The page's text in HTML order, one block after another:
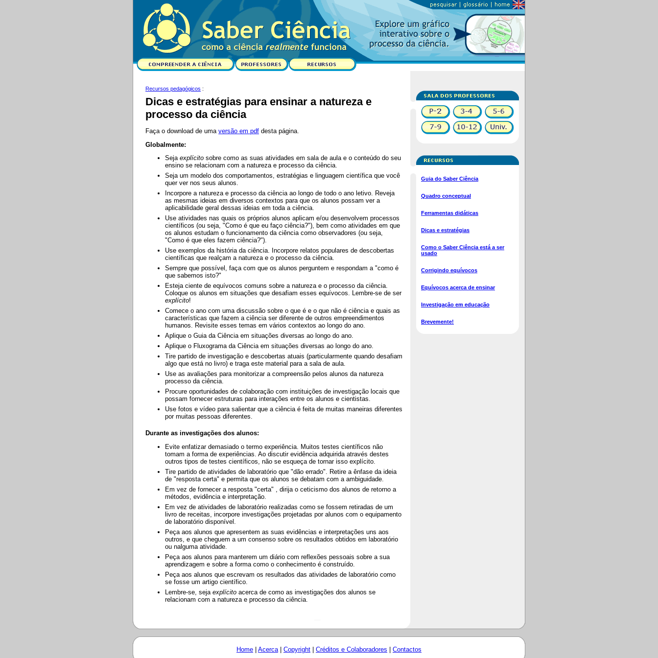
Recursos pedagógicos :
Dicas e estratégias para ensinar a natureza e
processo da ciência
Faça o download de uma versão em pdf desta página.
Globalmente:
Seja explícito sobre como as suas atividades em sala de aula e o conteúdo do seu
ensino se relacionam com a natureza e processo da ciência.
Seja um modelo dos comportamentos, estratégias e linguagem científica que você
quer ver nos seus alunos.
Incorpore a natureza e processo da ciência ao longo de todo o ano letivo. Reveja
as mesmas ideias em diversos contextos para que os alunos possam ver a
aplicabilidade geral dessas ideias em toda a ciência.
Use atividades nas quais os próprios alunos aplicam e/ou desenvolvem processos
científicos (ou seja, "Como é que eu faço ciência?"), bem como atividades em que
os alunos estudam o funcionamento da ciência como observadores (ou seja,
"Como é que eles fazem ciência?").
Use exemplos da história da ciência. Incorpore relatos populares de descobertas
científicas que realçam a natureza e o processo da ciência.
Sempre que possível, faça com que os alunos perguntem e respondam a "como é
que sabemos isto?"
Esteja ciente de equívocos comuns sobre a natureza e o processo da ciência.
Coloque os alunos em situações que desafiam esses equívocos. Lembre-se de ser
explícito!
Comece o ano com uma discussão sobre o que é e o que não é ciência e quais as
características que fazem a ciência ser diferente de outros empreendimentos
humanos. Revisite esses temas em vários contextos ao longo do ano.
Aplique o Guia da Ciência em situações diversas ao longo do ano.
Aplique o Fluxograma da Ciência em situações diversas ao longo do ano.
Tire partido de investigação e descobertas atuais (particularmente quando desafiam
algo que está no livro) e traga este material para a sala de aula.
Use as avaliações para monitorizar a compreensão pelos alunos da natureza
processo da ciência.
Procure oportunidades de colaboração com instituições de investigação locais que
possam fornecer estruturas para interações entre os alunos e cientistas.
Use fotos e vídeo para salientar que a ciência é feita de muitas maneiras diferentes
por muitas pessoas diferentes.
Durante as investigações dos alunos:
Evite enfatizar demasiado o termo experiência. Muitos testes científicos não
tomam a forma de experiências. Ao discutir evidência adquirida através destes
outros tipos de testes científicos, não se esqueça de tornar isso explícito.
Tire partido de atividades de laboratório que "dão errado". Retire a ênfase da ideia
de "resposta certa" e permita que os alunos se debatam com a ambiguidade.
Em vez de fornecer a resposta "certa" , dirija o ceticismo dos alunos de retorno a
métodos, evidência e interpretação.
Em vez de atividades de laboratório realizadas como se fossem retiradas de um
livro de receitas, incorpore investigações projetadas por alunos com o equipamento
de laboratório disponível.
Peça aos alunos que apresentem as suas evidências e interpretações uns aos
outros, e que cheguem a um consenso sobre os resultados obtidos em laboratório
ou nalguma atividade.
Peça aos alunos para manterem um diário com reflexões pessoais sobre a sua
aprendizagem e sobre a forma como o conhecimento é construído.
Peça aos alunos que escrevam os resultados das atividades de laboratório como
se fosse um artigo científico.
Lembre-se, seja explícito acerca de como as investigações dos alunos se
relacionam com a natureza e processo da ciência.
Guia do Saber Ciência
Quadro conceptual
Ferramentas didáticas
Dicas e estratégias
Como o Saber Ciência está a ser
usado
Corrigindo equívocos
Equívocos acerca de ensinar
Investigação em educação
Brevemente!
Home Acerca| Copyright Créditos e Colaboradores Contactos